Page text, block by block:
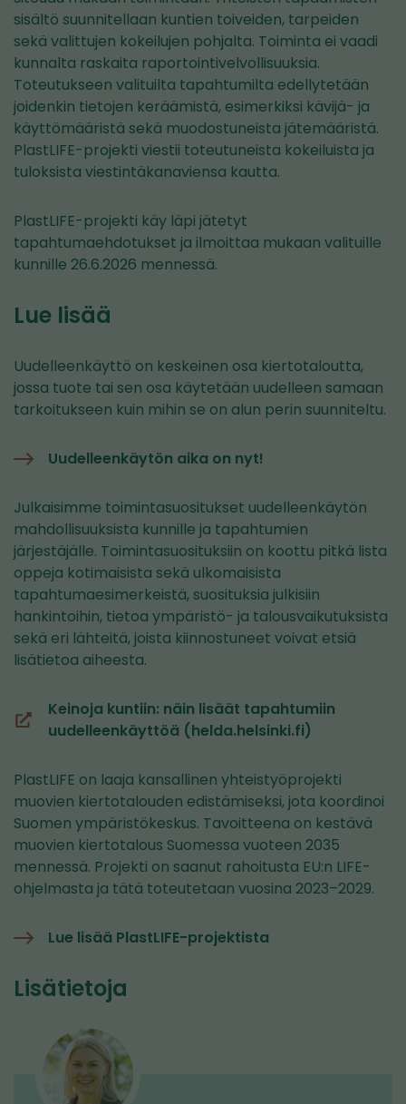
sisältö suunnitellaan kuntien toiveiden, tarpeiden
sekä valittujen kokeilujen pohjalta. Toiminta ei vaadi
kunnalta raskaita raportointivelvollisuuksia.
Toteutukseen valituilta tapahtumilta edellytetään
joidenkin tietojen keräämistä, esimerkiksi kävijä- ja
käyttömääristä sekä muodostuneista jätemääristä.
PlastLIFE-projekti viestii toteutuneista kokeiluista ja
tuloksista viestintäkanaviensa kautta.
PlastLIFE-projekti käy läpi jätetyt
tapahtumaehdotukset ja ilmoittaa mukaan valituille
kunnille 26.6.2026 mennessä.
Lue lisää
Uudelleenkäyttö on keskeinen osa kiertotaloutta,
jossa tuote tai sen osa käytetään uudelleen samaan
tarkoitukseen kuin mihin se on alun perin suunniteltu.
Uudelleenkäytön aika on nyt!
Julkaisimme toimintasuositukset uudelleenkäytön
mahdollisuuksista kunnille ja tapahtumien
järjestäjälle. Toimintasuosituksiin on koottu pitkä lista
oppeja kotimaisista sekä ulkomaisista
tapahtumaesimerkeistä, suosituksia julkisiin
hankintoihin, tietoa ympäristö- ja talousvaikutuksista
sekä eri lähteitä, joista kiinnostuneet voivat etsiä
lisätietoa aiheesta.
Keinoja kuntiin: näin lisäät tapahtumiin
uudelleenkäyttöä (helda.helsinki.fi)
(avautuu
ikkunaan,
siirryt
toiseen
palveluun)
PlastLIFE on laaja kansallinen yhteistyöprojekti
muovien kiertotalouden edistämiseksi, jota koordinoi
Suomen ympäristökeskus. Tavoitteena on kestävä
muovien kiertotalous Suomessa vuoteen 2035
mennessä. Projekti on saanut rahoitusta EU:n LIFE-
ohjelmasta ja tätä toteutetaan vuosina 2023–2029.
Lue lisää PlastLIFE-projektista
Lisätietoja